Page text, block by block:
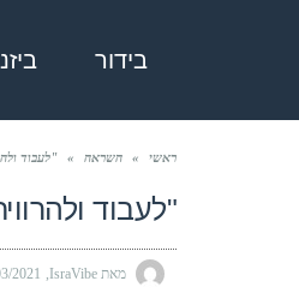
בידור
ראשי » השראה » "לעבוד
"לעבוד
מאת IsraVibe 2021